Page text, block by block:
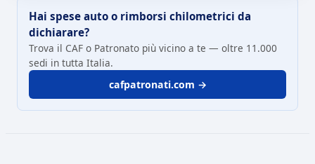
Hai spese auto o rimborsi chilometrici da
dichiarare?
Trova il CAF o Patronato più vicino a te — oltre 11.000
sedi in tutta Italia.
cafpatronati.com →